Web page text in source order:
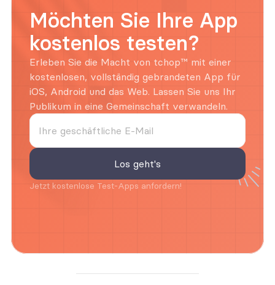
Möchten Sie Ihre App
kostenlos testen?
Erleben Sie die Macht von tchop™ mit einer
kostenlosen, vollständig gebrandeten App für
iOS, Android und das Web. Lassen Sie uns Ihr
Publikum in eine Gemeinschaft verwandeln.
Jetzt kostenlose Test-Apps anfordern!